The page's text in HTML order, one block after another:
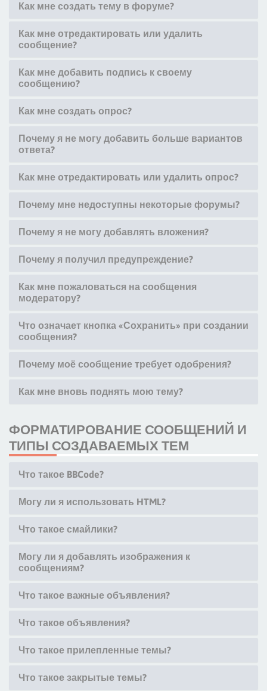
Как мне создать тему в форуме?
Как мне отредактировать или удалить
сообщение?
Как мне добавить подпись к своему
сообщению?
Как мне создать опрос?
Почему я не могу добавить больше вариантов
ответа?
Как мне отредактировать или удалить опрос?
Почему мне недоступны некоторые форумы?
Почему я не могу добавлять вложения?
Почему я получил предупреждение?
Как мне пожаловаться на сообщения
модератору?
Что означает кнопка «Сохранить» при создании
сообщения?
Почему моё сообщение требует одобрения?
Как мне вновь поднять мою тему?
ФОРМАТИРОВАНИЕ СООБЩЕНИЙ И
ТИПЫ СОЗДАВАЕМЫХ ТЕМ
Что такое BBCode?
Могу ли я использовать HTML?
Что такое смайлики?
Могу ли я добавлять изображения к
сообщениям?
Что такое важные объявления?
Что такое объявления?
Что такое прилепленные темы?
Что такое закрытые темы?